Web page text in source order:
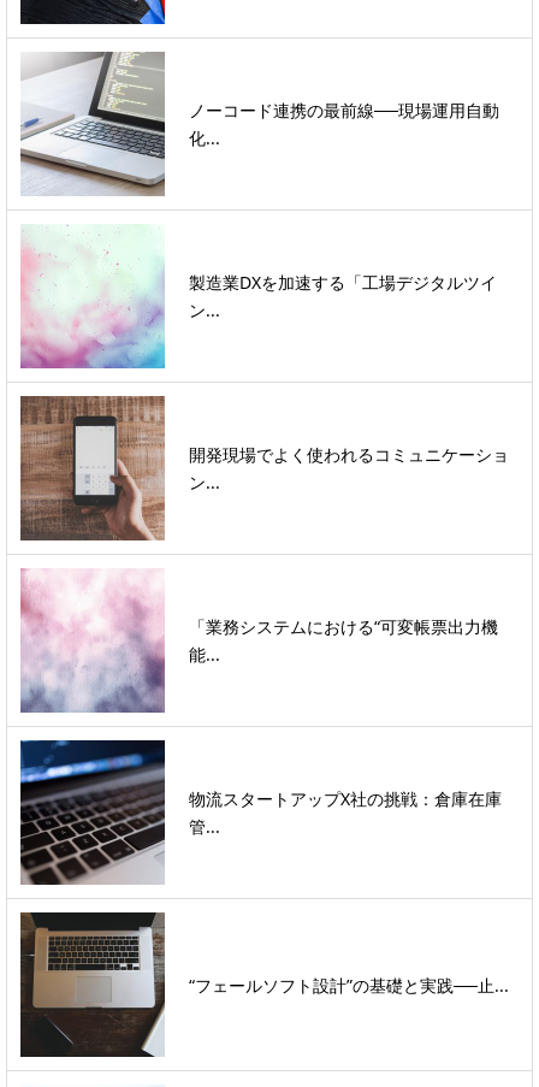
ノーコード連携の最前線──現場運用自動
化...
製造業DXを加速する「工場デジタルツイ
ン...
開発現場でよく使われるコミュニケーショ
ン...
「業務システムにおける“可変帳票出力機
能...
物流スタートアップX社の挑戦：倉庫在庫
管...
“フェールソフト設計”の基礎と実践──止...